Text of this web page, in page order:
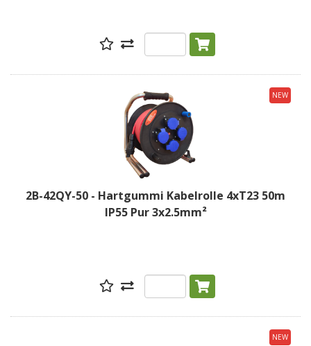
NEW
2B-42QY-50 - Hartgummi Kabelrolle 4xT23 50m
IP55 Pur 3x2.5mm²
NEW